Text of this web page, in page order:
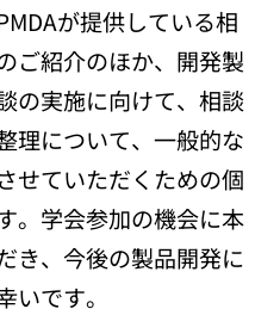
が提供している相
ご紹介のほか、開発製
の実施に向けて、相談
理について、一般的な
せていただくための個
。学会参加の機会に本
き、今後の製品開発に
いです。